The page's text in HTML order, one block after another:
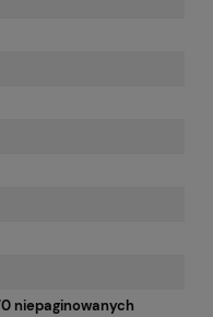
niepaginowanych